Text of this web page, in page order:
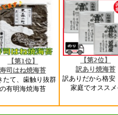
【第1位】
寿司はね焼海苔
たて、歯触り抜群
の有明海焼海苔
【第2位】
訳あり焼海苔
訳ありだから格安
家庭でオスス